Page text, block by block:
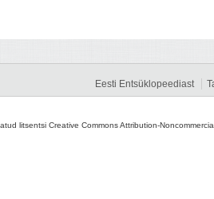
Eesti Entsüklopeediast
litsentsi Creative Commons Attribution-